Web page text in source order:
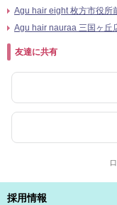
Agu hair eight 枚方市役所
Agu hair nauraa 三国ヶ丘
友達に共有
採用情報